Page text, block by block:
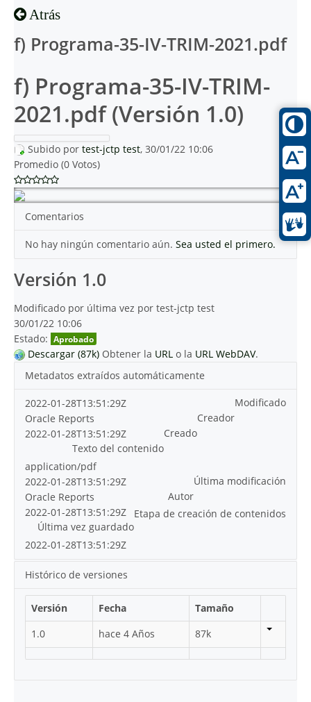
Atrás
f) Programa-35-IV-TRIM-2021.pdf
f) Programa-35-IV-TRIM-
2021.pdf (Versión 1.0)
Subido por test-jctp test, 30/01/22 10:06
Promedio (0 Votos)
Comentarios
No hay ningún comentario aún. Sea usted el primero.
Versión 1.0
Modificado por última vez por test-jctp test
30/01/22 10:06
Estado: Aprobado
Descargar (87k) Obtener la URL o la URL WebDAV.
Metadatos extraídos automáticamente
Modificado
2022-01-28T13:51:29Z
Creador
Oracle Reports
Creado
2022-01-28T13:51:29Z
Texto del contenido
application/pdf
Última modificación
2022-01-28T13:51:29Z
Autor
Oracle Reports
Etapa de creación de contenidos
2022-01-28T13:51:29Z
Última vez guardado
2022-01-28T13:51:29Z
Histórico de versiones
Versión Fecha
Tamaño
1.0
hace 4 Años 87k